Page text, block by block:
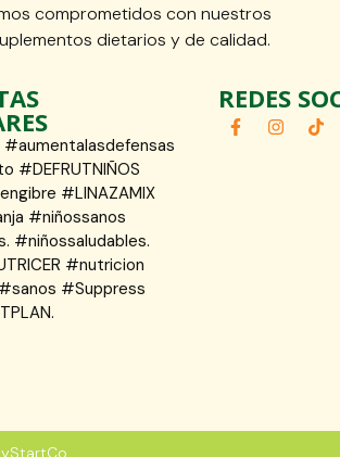
comprometidos con nuestros
dietarios y de calidad.
#DEFRUTNIÑOS
#LINAZAMIX
#niñossanos
#niñossaludables.
#nutricion
#Suppress
REDES